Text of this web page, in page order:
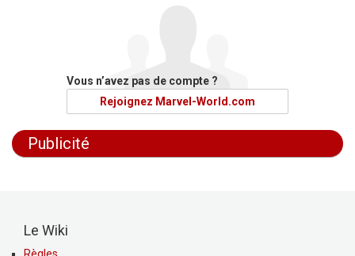
Vous n’avez pas de compte ?
Rejoignez Marvel-World.com
Publicité
Le Wiki